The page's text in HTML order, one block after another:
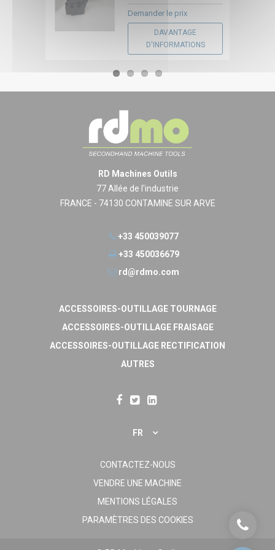
Demander le prix
DAVANTAGE
D'INFORMATIONS
RD Machines Outils
77 Allée de l'industrie
FRANCE - 74130 CONTAMINE SUR ARVE
+33 450039077
+33 450036679
rd@rdmo.com
ACCESSOIRES-OUTILLAGE TOURNAGE
ACCESSOIRES-OUTILLAGE FRAISAGE
ACCESSOIRES-OUTILLAGE RECTIFICATION
AUTRES
FR
CONTACTEZ-NOUS
VENDRE UNE MACHINE
MENTIONS LÉGALES
PARAMÈTRES DES COOKIES